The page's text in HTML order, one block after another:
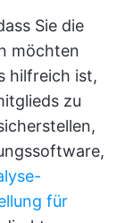
Sie die
möchten
hilfreich ist,
zu
für